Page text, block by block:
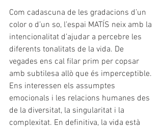
Com cadascuna de les gradacions d’un
color o d’un so, l’espai MATÍS neix amb la
intencionalitat d’ajudar a percebre les
diferents tonalitats de la vida. De
vegades ens cal filar prim per copsar
amb subtilesa allò que és imperceptible.
Ens interessen els assumptes
emocionals i les relacions humanes des
de la diversitat, la singularitat i la
complexitat. En definitiva, la vida està